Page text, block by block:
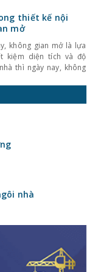
hướng dẫn trong
gian gia đình thêm
thiết kế nội
mở
không gian mở là lựa
kiệm diện tích và độ
thì ngày nay, không
thành xu hướng giúp
nghi và vẻ đẹp thời
nhà